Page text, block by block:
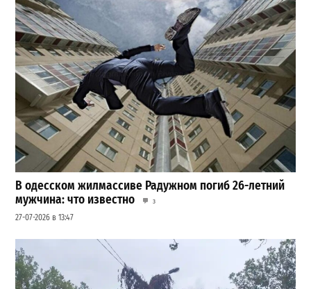
В одесском жилмассиве Радужном погиб 26-летний
мужчина: что известно
3
27-07-2026 в 13:47